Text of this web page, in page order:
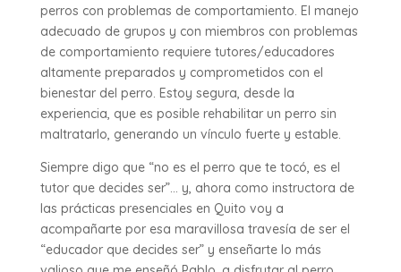
perros con problemas de comportamiento. El manejo
adecuado de grupos y con miembros con problemas
de comportamiento requiere tutores/educadores
altamente preparados y comprometidos con el
bienestar del perro. Estoy segura, desde la
experiencia, que es posible rehabilitar un perro sin
maltratarlo, generando un vínculo fuerte y estable.
Siempre digo que “no es el perro que te tocó, es el
tutor que decides ser”… y, ahora como instructora de
las prácticas presenciales en Quito voy a
acompañarte por esa maravillosa travesía de ser el
“educador que decides ser” y enseñarte lo más